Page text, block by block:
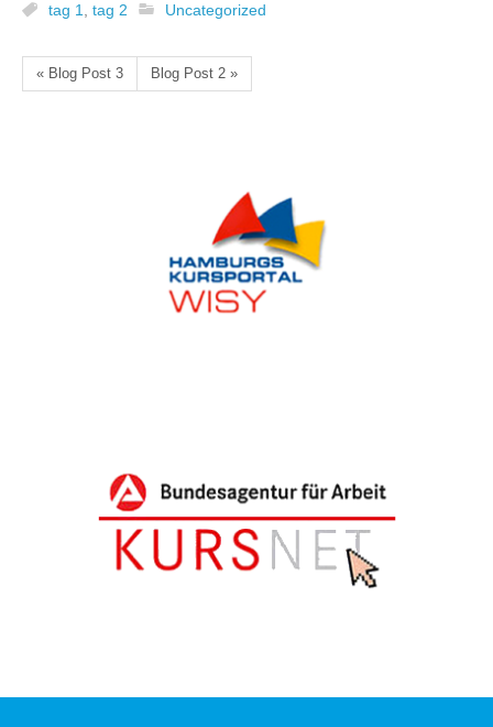
tag 1 tag 2 Uncategorized
« Blog Post 3 Blog Post 2 »